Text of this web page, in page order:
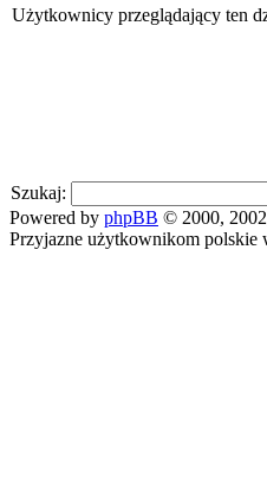
Użytkownicy przeglądający ten
Szukaj:
Powered by phpBB © 2000,
Przyjazne użytkownikom polskie